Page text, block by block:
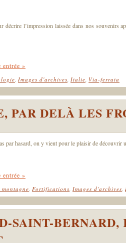
décrire l’impression laissée dans nos souvenirs
entrée »
Images d'archives Italie Via-ferrata
PAR DELÀ LES
par hasard, on y vient pour le plaisir de découvrir
entrée »
, Fortifications, Images d'archives,
SAINT-BERNARD,